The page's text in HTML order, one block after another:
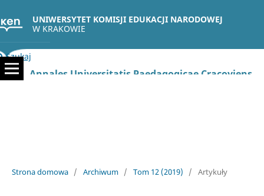
UNIWERSYTET KOMISJI EDUKACJI NARODOWEJ
W KRAKOWIE
Szukaj
Strona domowa / Archiwum / Tom 12 (2019) / Artykuły